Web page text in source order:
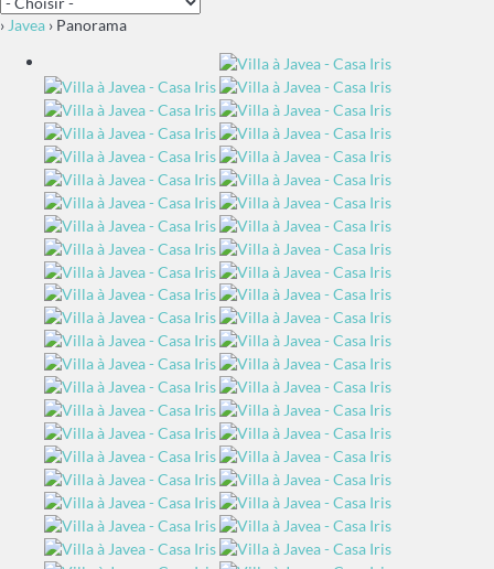
› Javea › Panorama